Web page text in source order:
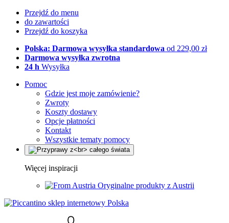
Przejdź do menu
do zawartości
Przejdź do koszyka
Polska: Darmowa wysyłka standardowa od 229,00 zł
Darmowa wysyłka zwrotna
24 h Wysyłka
Pomoc
Gdzie jest moje zamówienie?
Zwroty
Koszty dostawy
Opcje płatności
Kontakt
Wszystkie tematy pomocy
Więcej inspiracji
Oryginalne produkty z Austrii